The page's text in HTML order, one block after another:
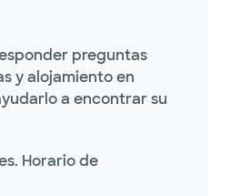
preguntas
y alojamiento en
a encontrar su
Horario de